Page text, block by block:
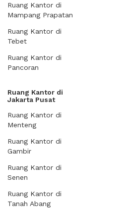
Ruang Kantor di
Mampang Prapatan
Ruang Kantor di
Tebet
Ruang Kantor di
Pancoran
Ruang Kantor di
Jakarta Pusat
Ruang Kantor di
Menteng
Ruang Kantor di
Gambir
Ruang Kantor di
Senen
Ruang Kantor di
Tanah Abang